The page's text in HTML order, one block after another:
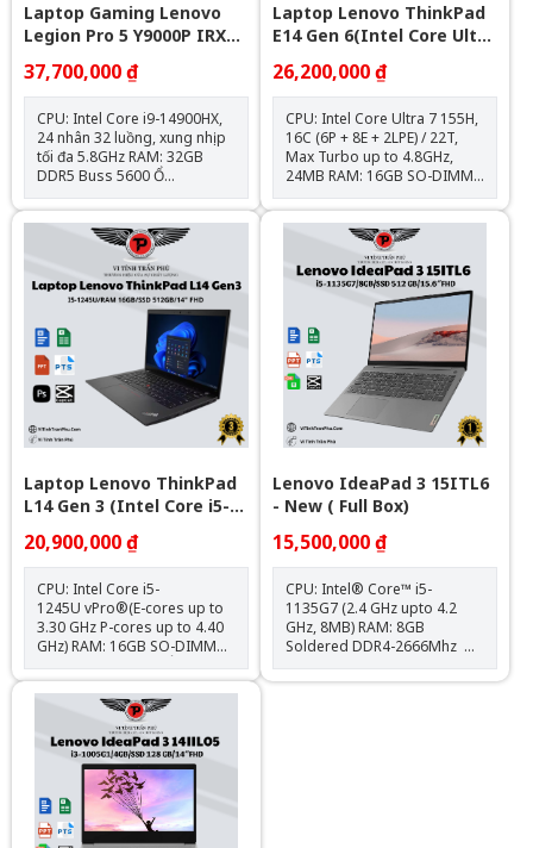
Laptop Gaming Lenovo
Legion Pro 5 Y9000P IRX9 (
I9-14900Hx\Ram 32G\1T
Ssd\Rtx 4060\16” WQXGA\
Win 11\GREY_Nk)
37,700,000 ₫
CPU: Intel Core i9-14900HX,
24 nhân 32 luồng, xung nhịp
tối đa 5.8GHz RAM: 32GB
DDR5 Buss 5600 Ổ
cứng: 1TB M.2 PCIe NVMe
SSD Card đồ họa: NVIDIA
GeForce RTX 4060 8GB Màn
hình: 16 inch WQXGA 240Hz,
100% sRGB, HDR400, Dolby
Vision™, G-SYNC® Cổng kết
nối: USB-C 140W, HDMI 8K,
RJ-45, USB 3.2 Gen 1 Trọng
lượng: ~2.35kg | Pin: 80Wh
Hệ điều hành: Windows 11
bản quyền Bảo hành: 12
tháng
Laptop Lenovo ThinkPad
E14 Gen 6(Intel Core Ultra
7 155H | 16GB | 1TB |
Intel Arc | 14 inch WUXGA
| NoOS | Đen)
26,200,000 ₫
CPU: Intel Core Ultra 7 155H,
16C (6P + 8E + 2LPE) / 22T,
Max Turbo up to 4.8GHz,
24MB RAM: 16GB SO-DIMM
DDR5-5600 (Up to 64GB
DDR5-5600) Ổ cứng: 1TB SSD
M.2 2242 PCIe® 4.0x4
NVMe® Opal 2.0 VGA:
Integrated Intel® Arc™
Graphics Màn hình: 14"
WUXGA (1920x1200) IPS
300nits Anti-glare, 45%
NTSCPin: 3 cell/47Wh Cân
nặng: 1.44 kg Tính năng: Bảo
mật vân tay, đèn nền bàn
OS
Laptop Lenovo ThinkPad
L14 Gen 3 (Intel Core i5-
1245U | 16GB | 512GB |
Intel Iris Xe | 14 inch FHD)
20,900,000 ₫
CPU: Intel Core i5-
1245U vPro®(E-cores up to
3.30 GHz P-cores up to 4.40
GHz) RAM: 16GB SO-DIMM
DDR4-3200 (2 khe) Ổ cứng:
512GB SSD M.2 2242 PCIe®
4.0x4 NVMe® Opal 2.0 VGA:
Integrated Intel Iris Xe
Graphics Màn hình: 14" FHD
(1920x1080) IPS 250nits Anti-
glare, 45% NTSCPin: 3 cell
/42Wh Cân nặng: 1.39 kg
Tính năng: Bảo mật vân tay
Màu sắc: Đen OS: No OS
Lenovo IdeaPad 3 15ITL6
- New ( Full Box)
15,500,000 ₫
CPU: Intel® Core™ i5-
1135G7 (2.4 GHz upto 4.2
GHz, 8MB) RAM: 8GB
Soldered DDR4-2666Mhz Ổ
cứng: 512GB SSD M.2 2242
PCIe 3.0x2 NVMe VGA: